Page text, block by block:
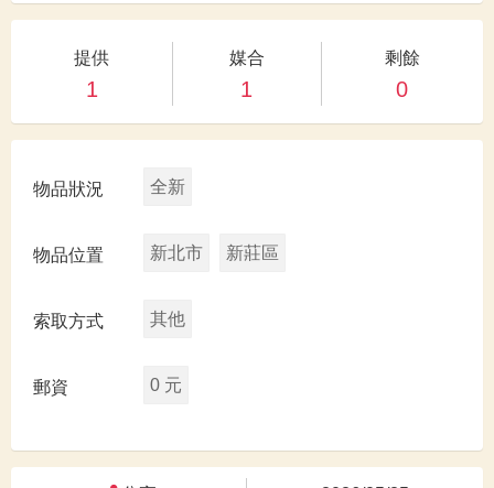
提供
1
媒合
1
剩餘
0
物品狀況 全新
物品位置 新北市 新莊區
索取方式 其他
郵資 0 元